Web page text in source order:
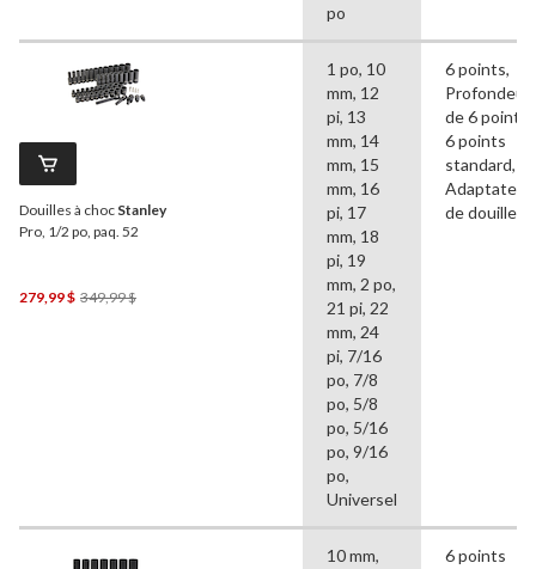
po
Douilles à choc Stanley
Pro, 1/2 po, paq. 52
279,99 $ 349,99 $Prix
1 po, 10
mm, 12
pi, 13
mm, 14
mm, 15
mm, 16
pi, 17
mm, 18
pi, 19
mm, 2 po,
21 pi, 22
mm, 24
pi, 7/16
po, 7/8
po, 5/8
po, 5/16
po, 9/16
po,
Universel
6 points,
Profondeur
de 6 points,
6 points
standard,
Adaptateur
de douille
10 mm,
6 points